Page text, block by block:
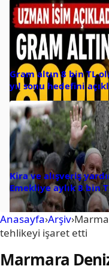
Gram altın 8 bin TL
yıl sonu hedefini
Kira ve alışveriş
Emekliye aylık 8 bin
Anasayfa›Arşiv›
tehlikeyi işaret etti
Marmara